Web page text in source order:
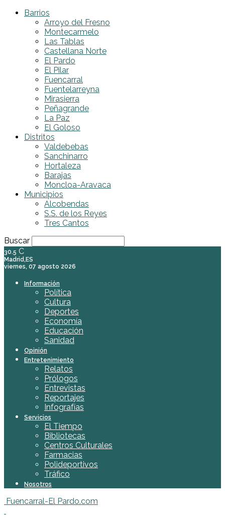
Barrios
Arroyo del Fresno
Montecarmelo
Las Tablas
Castellana Norte
El Pardo
El Pilar
Fuencarral
Fuentelarreyna
Mirasierra
Peñagrande
La Paz
El Goloso
Distritos
Valdebebas
Sanchinarro
Hortaleza
Barajas
Moncloa-Aravaca
Municipios
Alcobendas
S.S. de los Reyes
Tres Cantos
Buscar
30.5 C
Madrid,ES
viernes, 07 agosto 2026
Información
Política
Cultura
Deportes
Economía
Educación
Sanidad
Opinión
Entretenimiento
Relatos
Prólogos
Entrevistas
Reportajes
Infografías
Servicios
El Tiempo
Bibliotecas
Centros Culturales
Farmacias
Polideportivos
Tráfico
Nosotros
Fuencarral-El Pardo.com